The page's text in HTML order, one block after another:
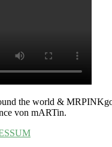
the world &
von mARTin.